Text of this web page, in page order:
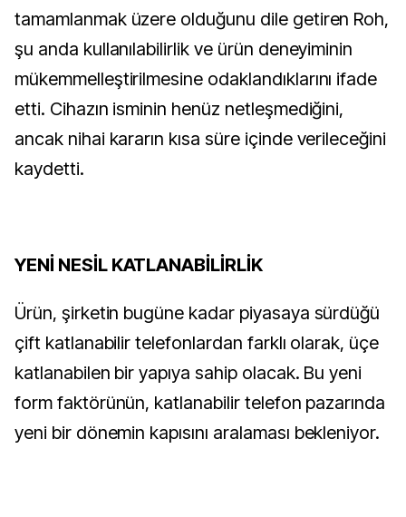
tamamlanmak üzere olduğunu dile getiren Roh,
şu anda kullanılabilirlik ve ürün deneyiminin
mükemmelleştirilmesine odaklandıklarını ifade
etti. Cihazın isminin henüz netleşmediğini,
ancak nihai kararın kısa süre içinde verileceğini
kaydetti.
YENİ NESİL KATLANABİLİRLİK
Ürün, şirketin bugüne kadar piyasaya sürdüğü
çift katlanabilir telefonlardan farklı olarak, üçe
katlanabilen bir yapıya sahip olacak. Bu yeni
form faktörünün, katlanabilir telefon pazarında
yeni bir dönemin kapısını aralaması bekleniyor.